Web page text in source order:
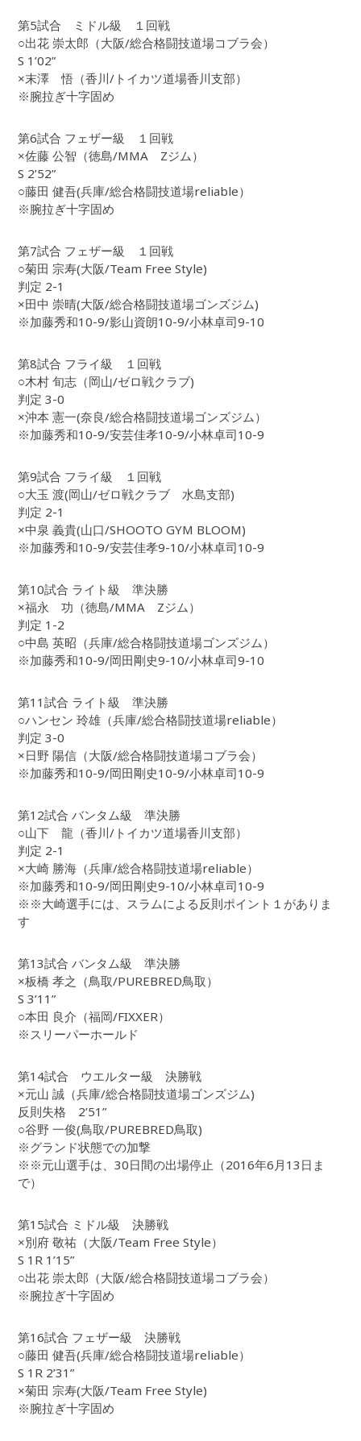
第5試合 ミドル級 １回戦
○出花 崇太郎（大阪/総合格闘技道場コブラ会）
S 1’02”
×末澤 悟（香川/トイカツ道場香川支部）
※腕拉ぎ十字固め
第6試合 フェザー級 １回戦
×佐藤 公智（徳島/MMA Zジム）
S 2’52”
○藤田 健吾(兵庫/総合格闘技道場reliable）
※腕拉ぎ十字固め
第7試合 フェザー級 １回戦
○菊田 宗寿(大阪/Team Free Style)
判定 2-1
×田中 崇晴(大阪/総合格闘技道場ゴンズジム)
※加藤秀和10-9/影山資朗10-9/小林卓司9-10
第8試合 フライ級 １回戦
○木村 旬志（岡山/ゼロ戦クラブ)
判定 3-0
×沖本 憲一(奈良/総合格闘技道場ゴンズジム）
※加藤秀和10-9/安芸佳孝10-9/小林卓司10-9
第9試合 フライ級 １回戦
○大玉 渡(岡山/ゼロ戦クラブ 水島支部)
判定 2-1
×中泉 義貴(山口/SHOOTO GYM BLOOM)
※加藤秀和10-9/安芸佳孝9-10/小林卓司10-9
第10試合 ライト級 準決勝
×福永 功（徳島/MMA Zジム）
判定 1-2
○中島 英昭（兵庫/総合格闘技道場ゴンズジム）
※加藤秀和10-9/岡田剛史9-10/小林卓司9-10
第11試合 ライト級 準決勝
○ハンセン 玲雄（兵庫/総合格闘技道場reliable）
判定 3-0
×日野 陽信（大阪/総合格闘技道場コブラ会）
※加藤秀和10-9/岡田剛史10-9/小林卓司10-9
第12試合 バンタム級 準決勝
○山下 龍（香川/トイカツ道場香川支部）
判定 2-1
×大崎 勝海（兵庫/総合格闘技道場reliable）
※加藤秀和10-9/岡田剛史9-10/小林卓司10-9
※※大崎選手には、スラムによる反則ポイント１がありま
す
第13試合 バンタム級 準決勝
×板橋 孝之（鳥取/PUREBRED鳥取）
S 3’11”
○本田 良介（福岡/FIXXER）
※スリーパーホールド
第14試合 ウエルター級 決勝戦
×元山 誠（兵庫/総合格闘技道場ゴンズジム)
反則失格 2’51”
○谷野 一俊(鳥取/PUREBRED鳥取)
※グランド状態での加撃
※※元山選手は、30日間の出場停止（2016年6月13日ま
で）
第15試合 ミドル級 決勝戦
×別府 敬祐（大阪/Team Free Style）
S 1R 1’15”
○出花 崇太郎（大阪/総合格闘技道場コブラ会）
※腕拉ぎ十字固め
第16試合 フェザー級 決勝戦
○藤田 健吾(兵庫/総合格闘技道場reliable）
S 1R 2’31”
×菊田 宗寿(大阪/Team Free Style)
※腕拉ぎ十字固め